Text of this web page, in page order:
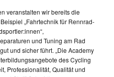
veranstalten wir bereits die
„Fahrtechnik für Rennrad-
und Tuning am Rad
und sicher führt. „Die Academy
des Cycling
Professionalität, Qualität und